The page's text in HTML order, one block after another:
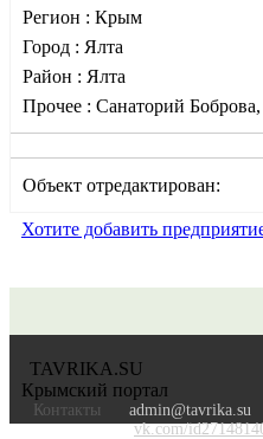
Регион : Крым
Город : Ялта
Район : Ялта
Прочее : Санаторий
Объект отредактирован:
Хотите добавить
TAVRIKA.SU
Крымский портал
Контакты
admin@tavrika.su
vk.com/